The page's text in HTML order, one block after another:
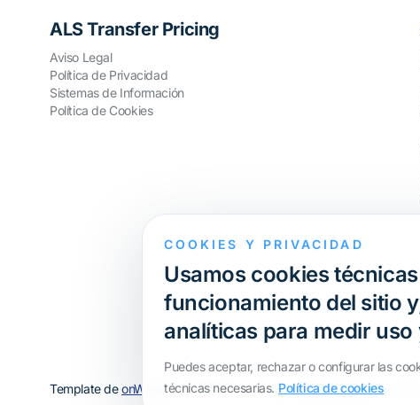
ALS Transfer Pricing
Aviso Legal
Política de Privacidad
Sistemas de Información
Política de Cookies
Template deonWidget, modificado porALS Transfer Pricing·
COOKIES Y PRIVACIDAD
Usamos cookies
funcionamiento del sitio
analíticas para medir
Puedes aceptar, rechazar o configurar las
técnicas necesarias. Política de cookies